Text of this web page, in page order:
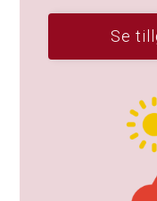
Se